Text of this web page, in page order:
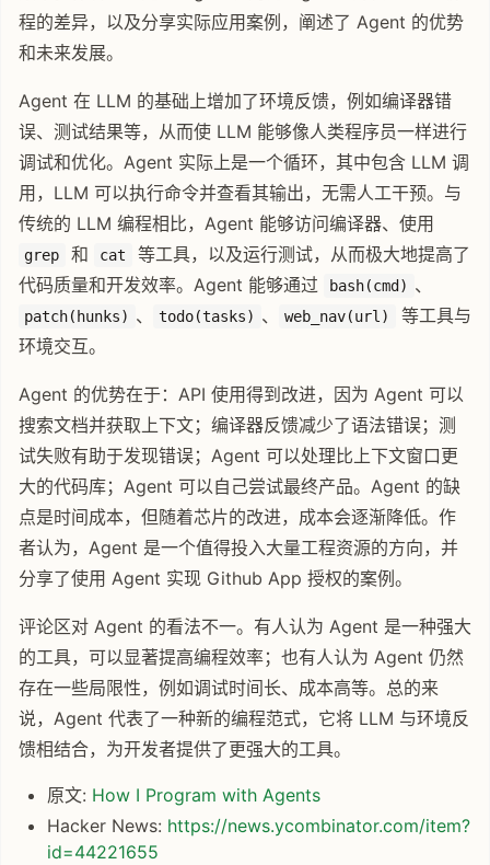
程的差异，以及分享实际应用案例，阐述了 Agent 的优势
和未来发展。
Agent 在 LLM 的基础上增加了环境反馈，例如编译器错
误、测试结果等，从而使 LLM 能够像人类程序员一样进行
调试和优化。Agent 实际上是一个循环，其中包含 LLM 调
用，LLM 可以执行命令并查看其输出，无需人工干预。与
传统的 LLM 编程相比，Agent 能够访问编译器、使用
grep 和 cat
等工具，以及运行测试，从而极大地提高了
代码质量和开发效率。Agent 能够通过
bash(cmd) 、
patch(hunks) 、 todo(tasks) 、 web_nav(url)
等工具与
环境交互。
Agent 的优势在于：API 使用得到改进，因为 Agent 可以
搜索文档并获取上下文；编译器反馈减少了语法错误；测
试失败有助于发现错误；Agent 可以处理比上下文窗口更
大的代码库；Agent 可以自己尝试最终产品。Agent 的缺
点是时间成本，但随着芯片的改进，成本会逐渐降低。作
者认为，Agent 是一个值得投入大量工程资源的方向，并
分享了使用 Agent 实现 Github App 授权的案例。
评论区对 Agent 的看法不一。有人认为 Agent 是一种强大
的工具，可以显著提高编程效率；也有人认为 Agent 仍然
存在一些局限性，例如调试时间长、成本高等。总的来
说，Agent 代表了一种新的编程范式，它将 LLM 与环境反
馈相结合，为开发者提供了更强大的工具。
原文: How I Program with Agents
Hacker News: https://news.ycombinator.com/item?
id=44221655